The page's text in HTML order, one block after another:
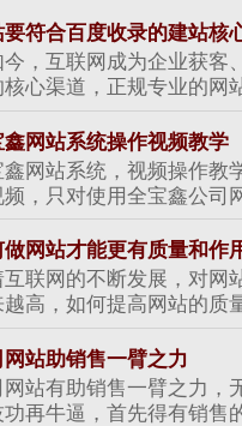
要符合百度收录的建站核
今，互联网成为企业获客
心渠道，正规专业的网
鑫网站系统操作视频教学
鑫网站系统，视频操作教
，只对使用全宝鑫公司
做网站才能更有质量和作
互联网的不断发展，对网
越高，如何提高网站的质
站助销售一臂之力
网站有助销售一臂之力，
再牛逼，首先得有销售